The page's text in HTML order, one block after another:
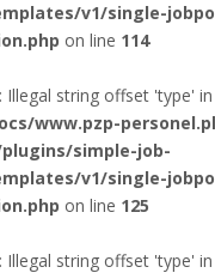
v1/single-
on line 114
: Illegal string offset 'type' in
www.pzp-
simple-job-
v1/single-
on line 125
: Illegal string offset 'type' in